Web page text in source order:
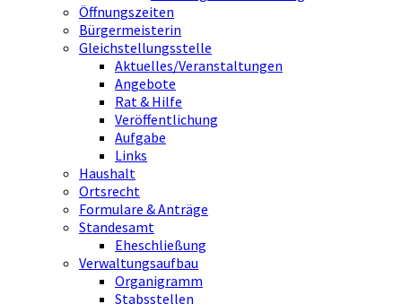
Öffnungszeiten
Bürgermeisterin
Gleichstellungsstelle
Aktuelles/Veranstaltungen
Angebote
Rat & Hilfe
Veröffentlichung
Aufgabe
Links
Haushalt
Ortsrecht
Formulare & Anträge
Standesamt
Eheschließung
Verwaltungsaufbau
Organigramm
Stabsstellen